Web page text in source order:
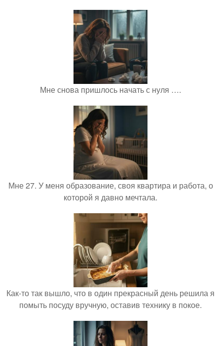
Мне снова пришлось начать с нуля ….
Мне 27. У меня образование, своя квартира и работа, о
которой я давно мечтала.
Как-то так вышло, что в один прекрасный день решила я
помыть посуду вручную, оставив технику в покое.